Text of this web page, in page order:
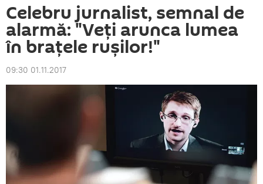
Celebru jurnalist, semnal de
alarmă: "Veți arunca lumea
în brațele rușilor!"
09:30 01.11.2017